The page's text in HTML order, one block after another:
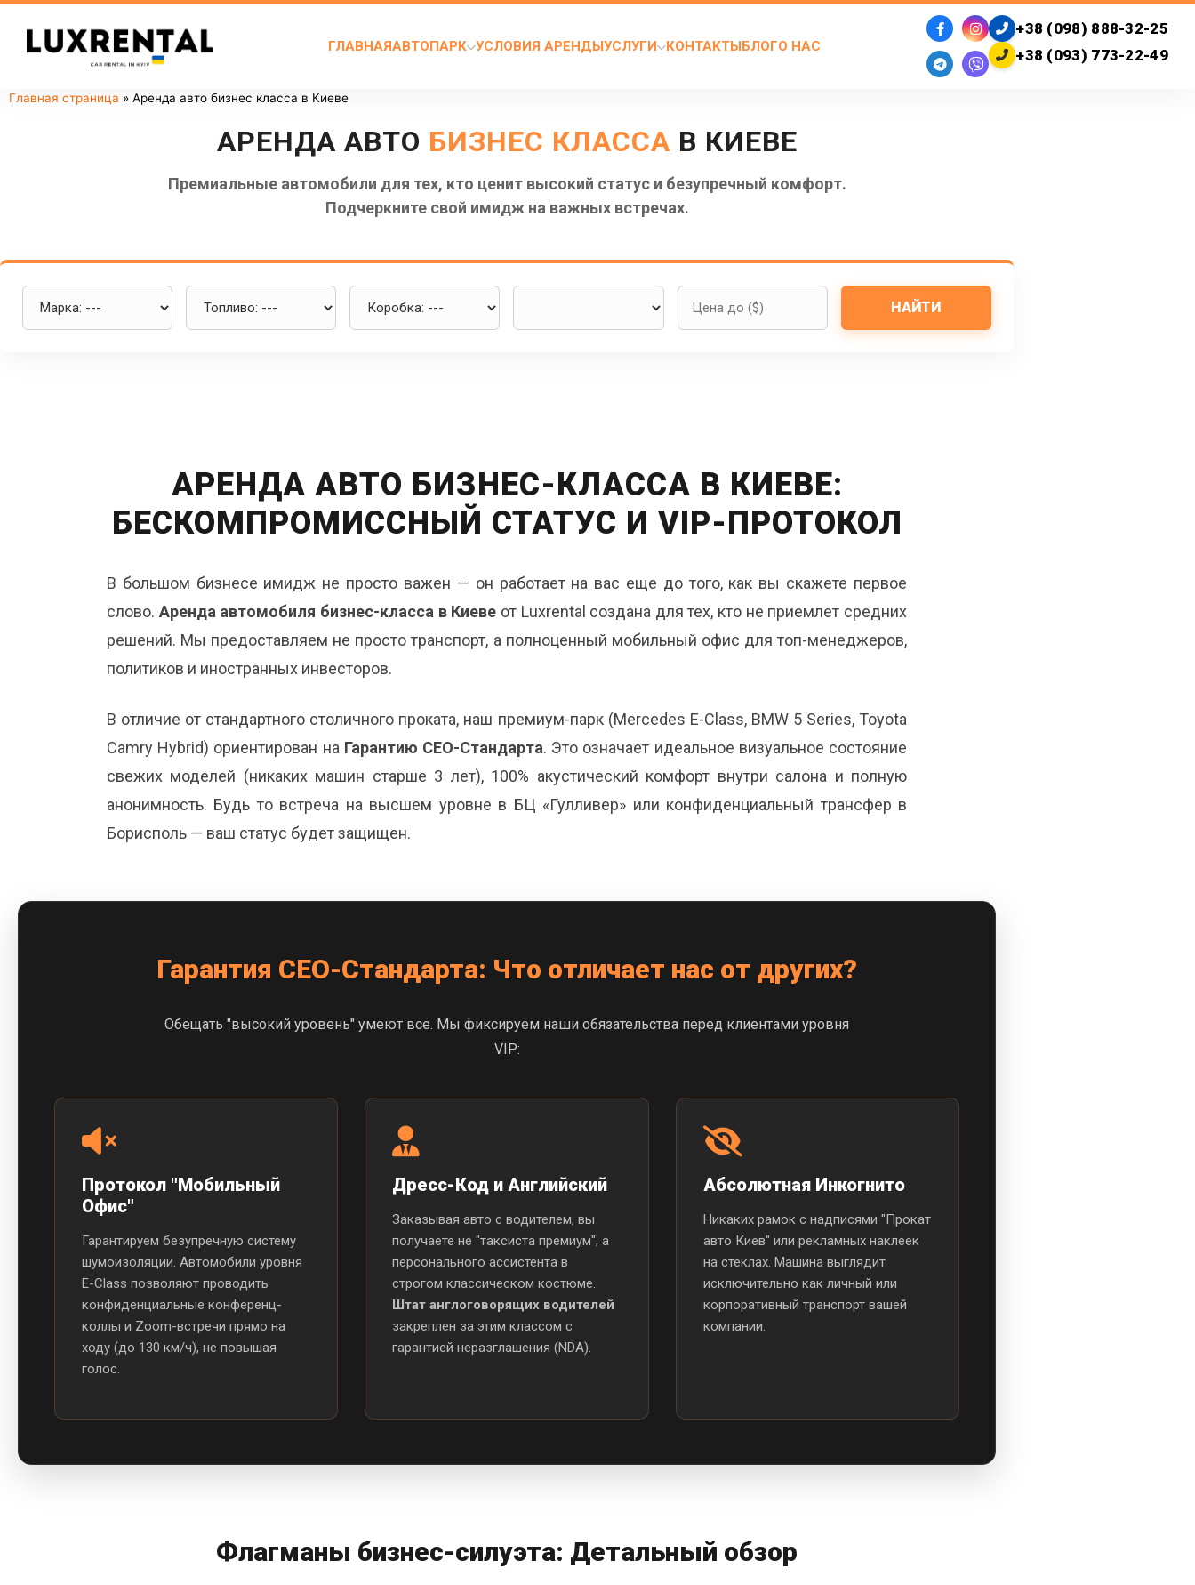
ГЛАВНАЯАВТОПАРК УСЛОВИЯ АРЕНДЫУСЛУГИ КОНТАКТЫБЛОГО НАС
+38 (098) 888-32-25
+38 (093) 773-22-49
Главная страница » Аренда авто бизнес класса в Киеве
АРЕНДА АВТО БИЗНЕС КЛАССА В КИЕВЕ
Премиальные автомобили для тех, кто ценит высокий статус и безупречный комфорт.
Подчеркните свой имидж на важных встречах.
НАЙТИ
АРЕНДА АВТО БИЗНЕС-КЛАССА В КИЕВЕ:
БЕСКОМПРОМИССНЫЙ СТАТУС И VIP-ПРОТОКОЛ
В большом бизнесе имидж не просто важен — он работает на вас еще до того, как вы скажете первое
слово. Аренда автомобиля бизнес-класса в Киеве от Luxrental создана для тех, кто не приемлет средних
решений. Мы предоставляем не просто транспорт, а полноценный мобильный офис для топ-менеджеров,
политиков и иностранных инвесторов.
В отличие от стандартного столичного проката, наш премиум-парк (Mercedes E-Class, BMW 5 Series, Toyota
Camry Hybrid) ориентирован на Гарантию CEO-Стандарта. Это означает идеальное визуальное состояние
свежих моделей (никаких машин старше 3 лет), 100% акустический комфорт внутри салона и полную
анонимность. Будь то встреча на высшем уровне в БЦ «Гулливер» или конфиденциальный трансфер в
Борисполь — ваш статус будет защищен.
Гарантия CEO-Стандарта: Что отличает нас от других?
Обещать "высокий уровень" умеют все. Мы фиксируем наши обязательства перед клиентами уровня
VIP:
Протокол "Мобильный
Офис"
Гарантируем безупречную систему
шумоизоляции. Автомобили уровня
E-Class позволяют проводить
конфиденциальные конференц-
коллы и Zoom-встречи прямо на
ходу (до 130 км/ч), не повышая
голос.
Дресс-Код и Английский
Заказывая авто с водителем, вы
получаете не "таксиста премиум", а
персонального ассистента в
строгом классическом костюме.
Штат англоговорящих водителей
закреплен за этим классом с
гарантией неразглашения (NDA).
Абсолютная Инкогнито
Никаких рамок с надписями "Прокат
авто Киев" или рекламных наклеек
на стеклах. Машина выглядит
исключительно как личный или
корпоративный транспорт вашей
компании.
Флагманы бизнес-силуэта: Детальный обзор